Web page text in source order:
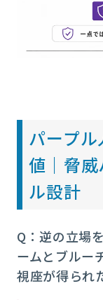
パープ
値｜脅
ル設計
Q：逆の立場
ームとブルー
視座が得られ